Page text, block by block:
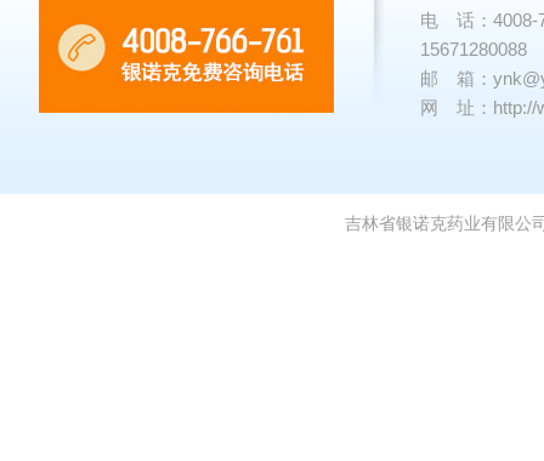
电 话：4008-
15671280088
邮 箱：
网 址： http://
吉林省银诺克药业有限公